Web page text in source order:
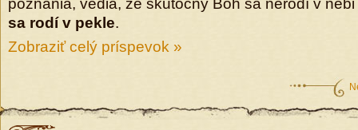
poznania, vedia, že skutočný Boh sa nerodí v
sa rodí v pekle.
Zobraziť celý príspevok »